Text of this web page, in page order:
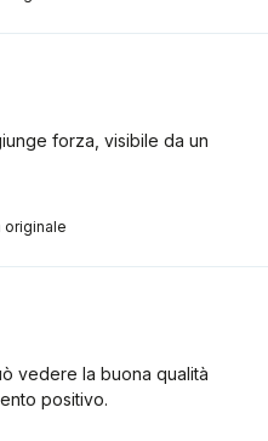
originale
forza, visibile da un
vedere la buona qualità
positivo.